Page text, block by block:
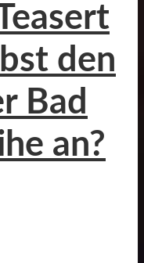
den
Bad
an?